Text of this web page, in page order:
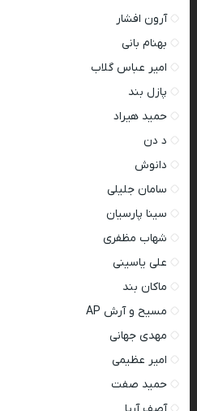
آرون افشار
بهنام بانی
امیر عباس گلاب
پازل بند
حمید هیراد
د دن
دانوش
سامان جلیلی
سینا پارسیان
شهاب مظفری
علی یاسینی
ماکان بند
مسیح و آرش AP
مهدی جهانی
امیر عظیمی
حمید صفت